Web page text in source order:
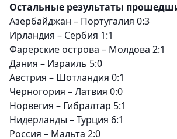
Остальные результаты
Азербайджан – Португалия 0:3
Ирландия – Сербия 1:1
Фарерские острова – Молдова 2:1
Дания – Израиль 5:0
Австрия – Шотландия 0:1
Черногория – Латвия 0:0
Норвегия – Гибралтар 5:1
Нидерланды – Турция 6:1
Россия – Мальта 2:0